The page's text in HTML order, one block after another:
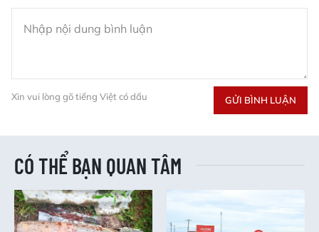
Xin vui lòng gõ tiếng Việt có dấu GỬI BÌNH LUẬN
CÓ THỂ BẠN QUAN TÂM